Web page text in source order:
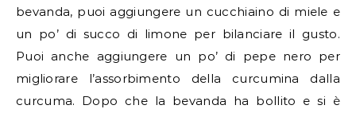
bevanda, puoi aggiungere un cucchiaino di miele e
un po’ di succo di limone per bilanciare il gusto.
Puoi anche aggiungere un po’ di pepe nero per
migliorare l’assorbimento della curcumina dalla
curcuma. Dopo che la bevanda ha bollito e si è